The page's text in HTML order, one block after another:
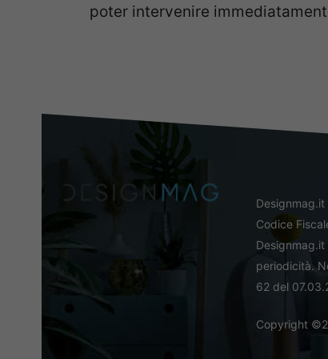
poter intervenire
Codice
periodicità.
62 del
Copyright